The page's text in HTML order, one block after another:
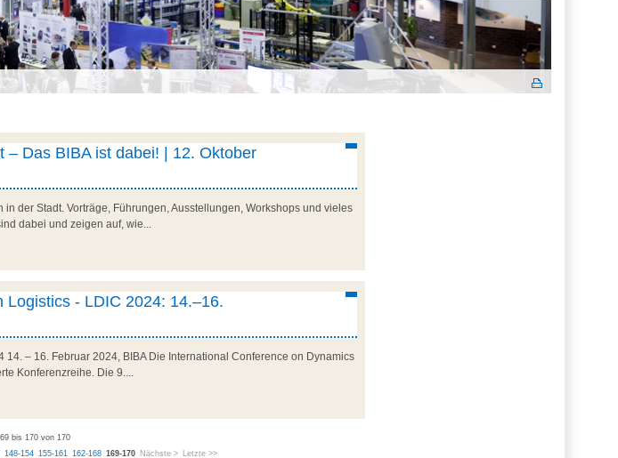
Das BIBA ist dabei! | 12. Oktober
der Stadt. Vorträge, Führungen, Ausstellungen, Workshops und vieles
dabei und zeigen auf, wie...
- LDIC 2024: 14.–16.
– 16. Februar 2024, BIBA Die International Conference on Dynamics
Konferenzreihe. Die 9....
bis 170 von 170
148-154 155-161 162-168 169-170 Nächste > Letzte >>